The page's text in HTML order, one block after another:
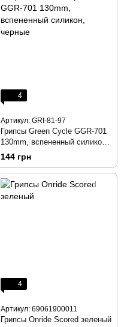
4
Артикул: GRI-81-97
Грипсы Green Cycle GGR-701
130mm, вспененный силикон,
черные
144 грн
4
Артикул: 69061900011
Грипсы Onride Scored зеленый